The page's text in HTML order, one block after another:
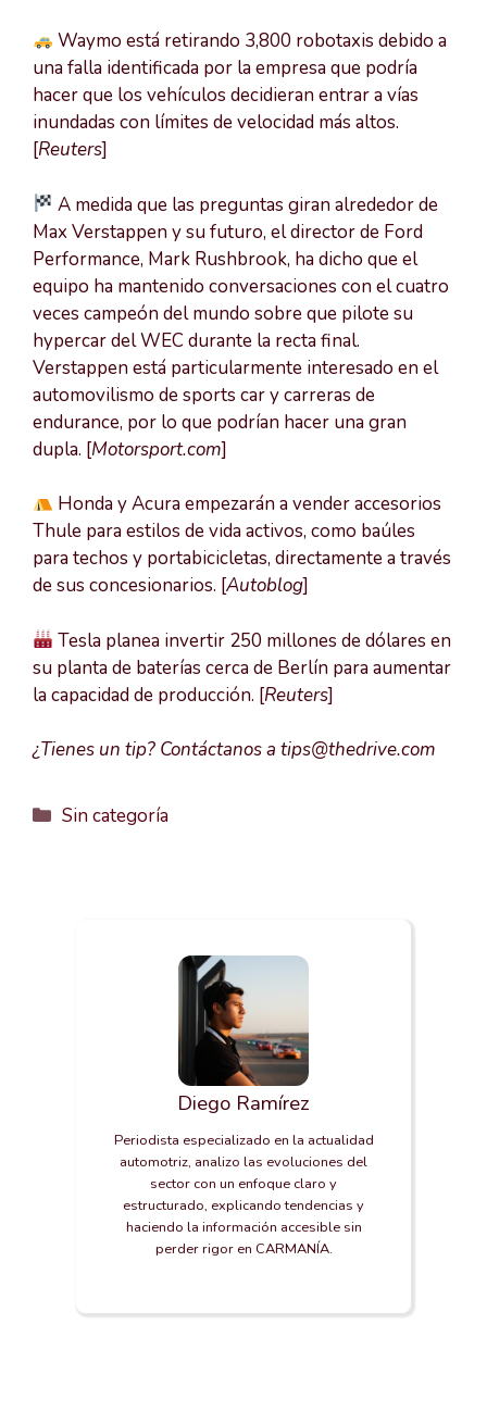
Waymo está retirando 3,800 robotaxis debido a
una falla identificada por la empresa que podría
hacer que los vehículos decidieran entrar a vías
inundadas con límites de velocidad más altos.
[Reuters]
A medida que las preguntas giran alrededor de
Max Verstappen y su futuro, el director de Ford
Performance, Mark Rushbrook, ha dicho que el
equipo ha mantenido conversaciones con el cuatro
veces campeón del mundo sobre que pilote su
hypercar del WEC durante la recta final.
Verstappen está particularmente interesado en el
automovilismo de sports car y carreras de
endurance, por lo que podrían hacer una gran
dupla. [Motorsport.com]
Honda y Acura empezarán a vender accesorios
Thule para estilos de vida activos, como baúles
para techos y portabicicletas, directamente a través
de sus concesionarios. [Autoblog]
Tesla planea invertir 250 millones de dólares en
su planta de baterías cerca de Berlín para aumentar
la capacidad de producción. [Reuters]
¿Tienes un tip? Contáctanos a tips@thedrive.com
Categorías
Sin categoría
Diego Ramírez
Periodista especializado en la actualidad
automotriz, analizo las evoluciones del
sector con un enfoque claro y
estructurado, explicando tendencias y
haciendo la información accesible sin
perder rigor en CARMANÍA.